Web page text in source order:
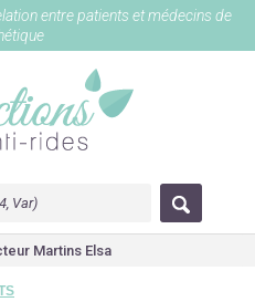
entre patients et médecins de
Martins Elsa